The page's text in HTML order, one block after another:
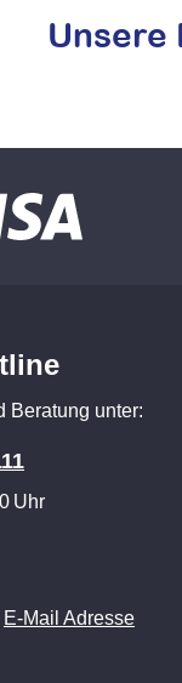
Unsere
Beratung unter:
Uhr
E-Mail Adresse